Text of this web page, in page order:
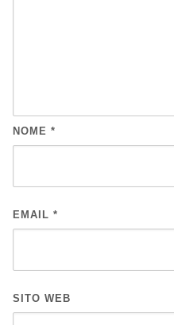
NOME *
EMAIL *
SITO WEB